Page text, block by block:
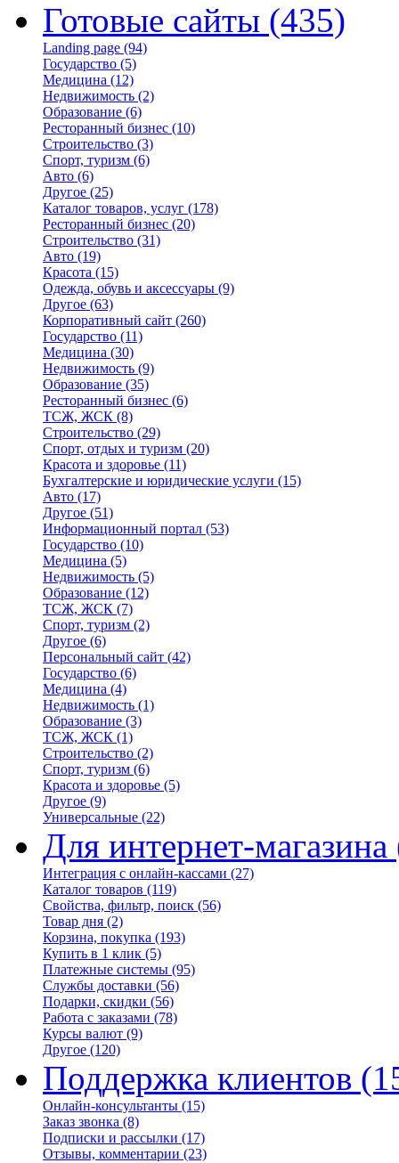
Готовые сайты (435)
Landing page (94)
Государство (5)
Медицина (12)
Недвижимость (2)
Образование (6)
Ресторанный бизнес (10)
Строительство (3)
Спорт, туризм (6)
Авто (6)
Другое (25)
Каталог товаров, услуг (178)
Ресторанный бизнес (20)
Строительство (31)
Авто (19)
Красота (15)
Одежда, обувь и аксессуары (9)
Другое (63)
Корпоративный сайт (260)
Государство (11)
Медицина (30)
Недвижимость (9)
Образование (35)
Ресторанный бизнес (6)
ТСЖ, ЖСК (8)
Строительство (29)
Спорт, отдых и туризм (20)
Красота и здоровье (11)
Бухгалтерские и юридические услуги (15)
Авто (17)
Другое (51)
Информационный портал (53)
Государство (10)
Медицина (5)
Недвижимость (5)
Образование (12)
ТСЖ, ЖСК (7)
Спорт, туризм (2)
Другое (6)
Персональный сайт (42)
Государство (6)
Медицина (4)
Недвижимость (1)
Образование (3)
ТСЖ, ЖСК (1)
Строительство (2)
Спорт, туризм (6)
Красота и здоровье (5)
Другое (9)
Универсальные (22)
Для интернет-магазина
Интеграция с онлайн-кассами (27)
Каталог товаров (119)
Свойства, фильтр, поиск (56)
Товар дня (2)
Корзина, покупка (193)
Купить в 1 клик (5)
Платежные системы (95)
Службы доставки (56)
Подарки, скидки (56)
Работа с заказами (78)
Курсы валют (9)
Другое (120)
Поддержка клиентов
Онлайн-консультанты (15)
Заказ звонка (8)
Подписки и рассылки (17)
Отзывы, комментарии (23)